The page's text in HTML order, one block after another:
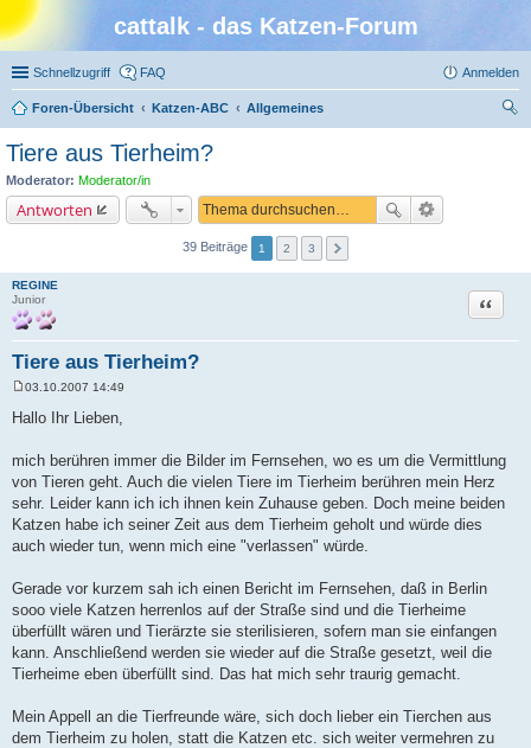
cattalk - das Katzen-Forum
Schnellzugriff FAQ Anmelden
Foren-Übersicht Katzen-ABC
Allgemeines
Tiere aus Tierheim?
Moderator: Moderator/in
Antworten
39 Beiträge 1 2 3
REGINE
Junior
Tiere aus Tierheim?
Zitat
e
i
r
a
g
03.10.2007 14:49
Hallo Ihr Lieben,
mich berühren immer die Bilder im Fernsehen, wo es um die Vermittlung
von Tieren geht. Auch die vielen Tiere im Tierheim berühren mein Herz
sehr. Leider kann ich ich ihnen kein Zuhause geben. Doch meine beiden
Katzen habe ich seiner Zeit aus dem Tierheim geholt und würde dies
auch wieder tun, wenn mich eine "verlassen" würde.
Gerade vor kurzem sah ich einen Bericht im Fernsehen, daß in Berlin
sooo viele Katzen herrenlos auf der Straße sind und die Tierheime
überfüllt wären und Tierärzte sie sterilisieren, sofern man sie einfangen
kann. Anschließend werden sie wieder auf die Straße gesetzt, weil die
Tierheime eben überfüllt sind. Das hat mich sehr traurig gemacht.
Mein Appell an die Tierfreunde wäre, sich doch lieber ein Tierchen aus
dem Tierheim zu holen, statt die Katzen etc. sich weiter vermehren zu